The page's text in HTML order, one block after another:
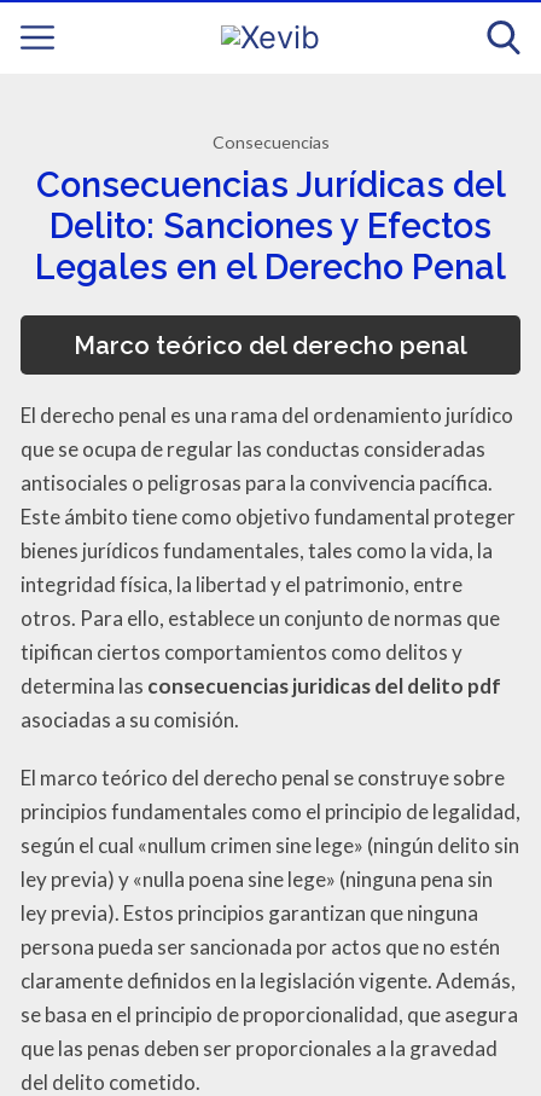
Consecuencias
Consecuencias Jurídicas del
Delito: Sanciones y Efectos
Legales en el Derecho Penal
Marco teórico del derecho penal
El derecho penal es una rama del ordenamiento jurídico
que se ocupa de regular las conductas consideradas
antisociales o peligrosas para la convivencia pacífica.
Este ámbito tiene como objetivo fundamental proteger
bienes jurídicos fundamentales, tales como la vida, la
integridad física, la libertad y el patrimonio, entre
otros. Para ello, establece un conjunto de normas que
tipifican ciertos comportamientos como delitos y
determina las consecuencias juridicas del delito pdf
asociadas a su comisión.
El marco teórico del derecho penal se construye sobre
principios fundamentales como el principio de legalidad,
según el cual «nullum crimen sine lege» (ningún delito sin
ley previa) y «nulla poena sine lege» (ninguna pena sin
ley previa). Estos principios garantizan que ninguna
persona pueda ser sancionada por actos que no estén
claramente definidos en la legislación vigente. Además,
se basa en el principio de proporcionalidad, que asegura
que las penas deben ser proporcionales a la gravedad
del delito cometido.